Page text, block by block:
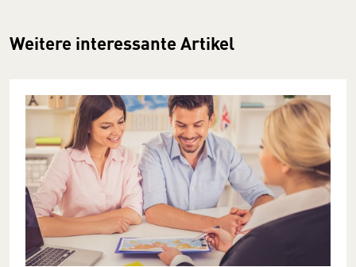
Weitere interessante Artikel